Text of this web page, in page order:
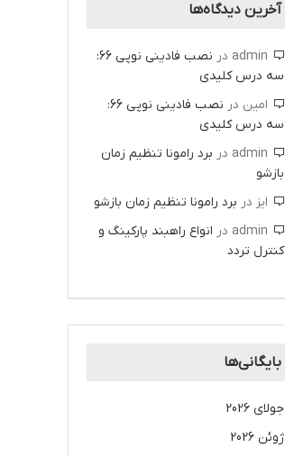
آخرین دیدگاه‌ها
admin در
نصب فادینی نوپی 66:
سه درس کلیدی
امین در
نصب فادینی نوپی 66:
سه درس کلیدی
admin در برد رامونا تنظیم زمان
بازشو
ایز در برد رامونا تنظیم زمان بازشو
admin در انواع راهبند پارکینگ و
کنترل تردد
بایگانی‌ها
جولای 2026
ژوئن 2026